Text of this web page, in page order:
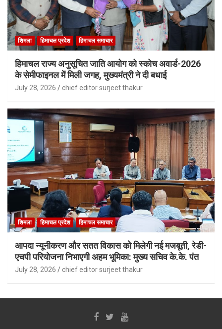
शिमला हिमाचल प्रदेश हिमाचल समाचार
हिमाचल राज्य अनुसूचित जाति आयोग को स्कोच अवार्ड-2026
के सेमीफाइनल में मिली जगह, मुख्यमंत्री ने दी बधाई
July 28, 2026 chief editor surjeet thakur
शिमला हिमाचल प्रदेश हिमाचल समाचार
आपदा न्यूनीकरण और सतत विकास को मिलेगी नई मजबूती, रेडी-
एचपी परियोजना निभाएगी अहम भूमिका: मुख्य सचिव के.के. पंत
July 28, 2026 chief editor surjeet thakur